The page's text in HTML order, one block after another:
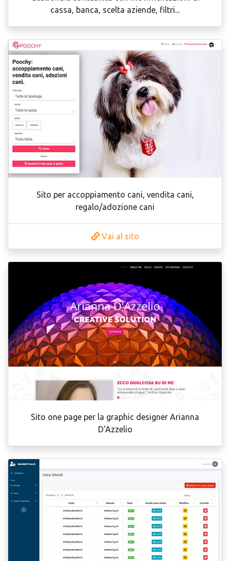
cassa, banca, scelta aziende, filtri...
Sito per accoppiamento cani, vendita cani,
regalo/adozione cani
Vai al sito
Sito one page per la graphic designer Arianna
D'Azzelio